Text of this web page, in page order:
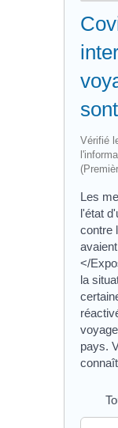
Vérifié
Les
l'état
contre
</
la
pays.